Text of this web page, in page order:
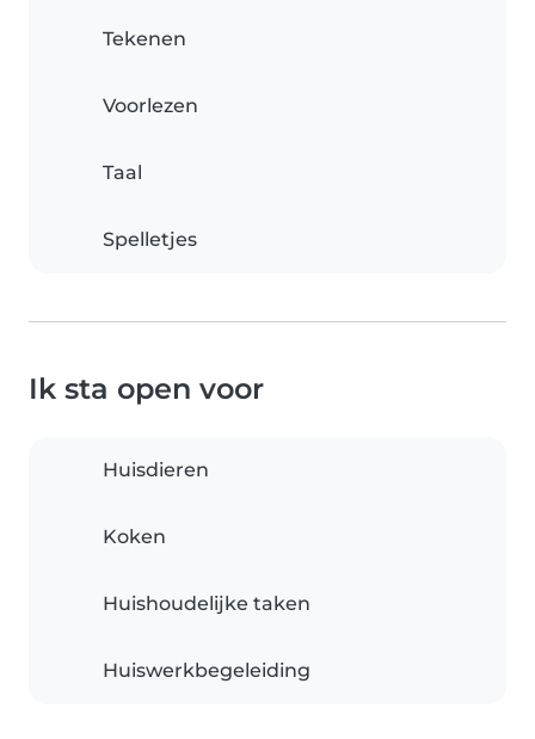
Tekenen
Voorlezen
Taal
Spelletjes
Ik sta open voor
Huisdieren
Koken
Huishoudelijke taken
Huiswerkbegeleiding